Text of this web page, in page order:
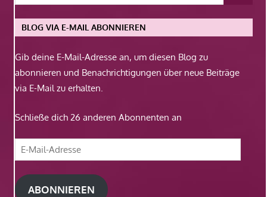
BLOG VIA E-MAIL ABONNIEREN
Gib deine E-Mail-Adresse an, um diesen Blog zu
abonnieren und Benachrichtigungen über neue Beiträge
via E-Mail zu erhalten.
Schließe dich 26 anderen Abonnenten an
E-
Mail-
Adresse
ABONNIEREN